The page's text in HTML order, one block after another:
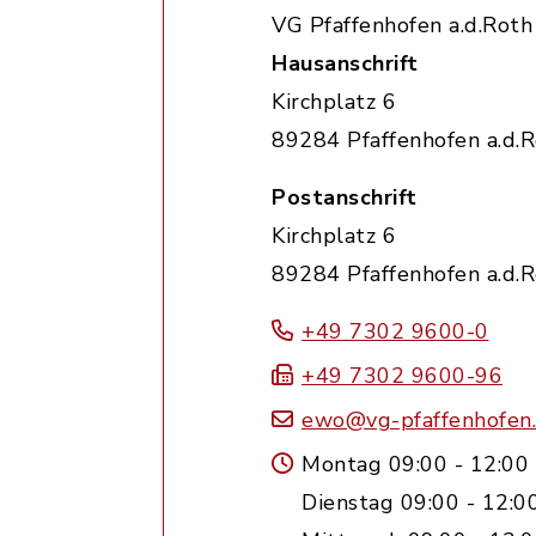
VG Pfaffenhofen a.d.Roth
Hausanschrift
Kirchplatz 6
89284 Pfaffenhofen
Postanschrift
Kirchplatz 6
89284 Pfaffenhofen
+49 7302 9600-0
+49 7302 9600-96
ewo@vg-
Montag 09:00 - 12:00
Dienstag 09:00 -